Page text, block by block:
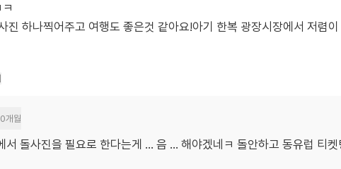
진 하나찍어주고 여행도 좋은것 같아요!아기 한복 광장시장에서 저렴
개월
서 돌사진을 필요로 한다는게 ... 음 ... 해야겠네ㅋ 돌안하고 동유럽 티